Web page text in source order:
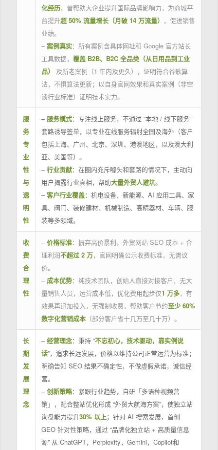
化经历，曾帮助大企业提升国际品牌影响力，为商城平
台提升超 50% 流量增长（月破 14 万流量） ，促进销售
业绩。
– 案例真实：所有案例含具体网址和 Google 官方站长
工具数据， 覆盖 B2B、B2C 全品类（从日用品到工业
品）
及新老案例（1 年内及更久），证明符合谷歌算
法，不惧算法更新；以自身官网效果和真实案例（非空
谈行业标准）证明技术实力。
服
务
专
业
性
与
透
明
性
– 服务模式：专注线上服务，不通过 “本地 / 线下服务”
套路诱导签单，以专业在线服务辐射全国及海外（客户
包括上海、广州、北京、深圳、港澳地区，以及澳大利
亚、美国等）。
–行业贡献：在圈内充斥噱头和套路的情况下，主动向
用户揭露行业真相，帮助大量外贸人避坑。
–客户行业覆盖：机电设备、新能源、AI 应用工具、家
具、阀门、装修建材、机械制造、高精器材、车辆、服
装等多领域。
收
费
合
理
性
– 价格标准：摒弃高价暴利，外贸网站 SEO 成本 + 合
理利润不超过 2 万，官网明确公示收费标准，无需议
价。
– 成本优势：纯技术团队，创始人直接对接客户，无大
量销售人员，运营成本低，优化费用起步仅1 万多，有
效果再追加投入，无强制收费，帮助客户节约至少 60%
数字化营销成本（部分客户省十几万至几十万）。
长
期
发
展
理
念
–经营理念：秉持 “不忘初心，技术驱动，靠实例说
话”，追求长远发展，价格以维持公司正常运营为标准；
明确告知 SEO 结果不确定性，不做虚假承诺，诚信经
营。
–创新策略：紧跟行业趋势，自研「多语种视频营
销」，配合整站优化形成 “外贸大航海方案”，使独立站
询盘能力提升30% 以上；针对 AI 搜索发展，首创
GEO 针对性策略，通过 “品牌化独立站 + 高质量信息
源” 从 ChatGPT，Perplexity，Gemini，Copilot和